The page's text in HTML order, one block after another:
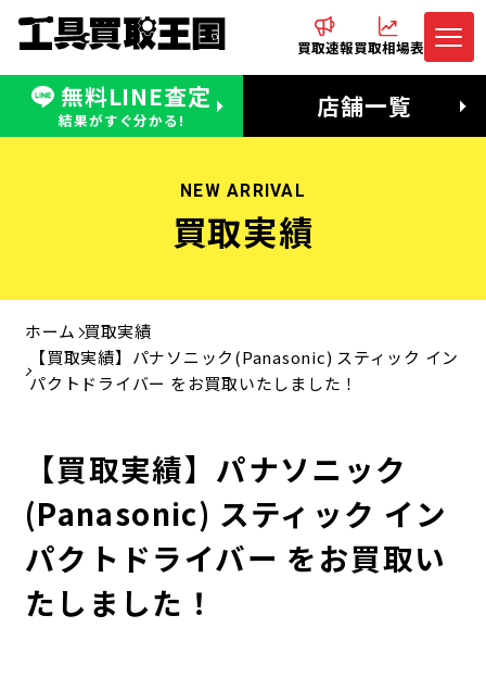
買取速報買取相場表
無料LINE査定
結果がすぐ分かる! 店舗一覧
無料LINE査定
受付：11:00〜19:00 木曜定休日
電話でお問合わせ
営業時間：11:00〜20:00
NEW ARRIVAL
買取実績
ホーム 買取実績
【買取実績】パナソニック(Panasonic) スティック イン
パクトドライバー をお買取いたしました！
【買取実績】パナソニック
(Panasonic) スティック イン
パクトドライバー をお買取い
たしました！